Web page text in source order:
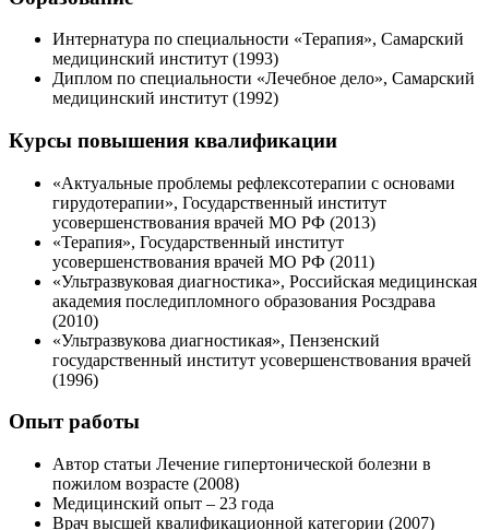
Интернатура по специальности «Терапия», Самарский
медицинский институт (1993)
Диплом по специальности «Лечебное дело», Самарский
медицинский институт (1992)
Курсы повышения квалификации
«Актуальные проблемы рефлексотерапии с основами
гирудотерапии», Государственный институт
усовершенствования врачей МО РФ (2013)
«Терапия», Государственный институт
усовершенствования врачей МО РФ (2011)
«Ультразвуковая диагностика», Российская медицинская
академия последипломного образования Росздрава
(2010)
«Ультразвукова диагностикая», Пензенский
государственный институт усовершенствования врачей
(1996)
Опыт работы
Автор статьи Лечение гипертонической болезни в
пожилом возрасте (2008)
Медицинский опыт – 23 года
Врач высшей квалификационной категории (2007)